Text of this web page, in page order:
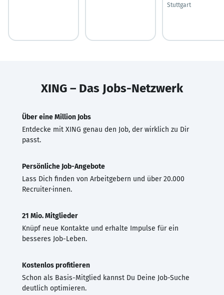
Stuttgart
XING – Das Jobs-Netzwerk
Über eine Million Jobs
Entdecke mit XING genau den Job, der wirklich zu Dir
passt.
Persönliche Job-Angebote
Lass Dich finden von Arbeitgebern und über 20.000
Recruiter·innen.
21 Mio. Mitglieder
Knüpf neue Kontakte und erhalte Impulse für ein
besseres Job-Leben.
Kostenlos profitieren
Schon als Basis-Mitglied kannst Du Deine Job-Suche
deutlich optimieren.